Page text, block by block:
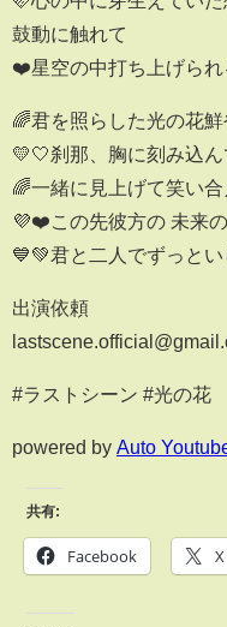
鼓動に触れて
❤️星空の中打ち上げられ
🌈君を照らした光の花
💛🤍刹那、胸に刻み込ん
🌈一緒に見上げて笑い
💜❤️この先彼方の 未来
💙💚君と二人でずっと
出演依頼
#ラストシーン #光の花
powered by Auto
共有:
Facebook X